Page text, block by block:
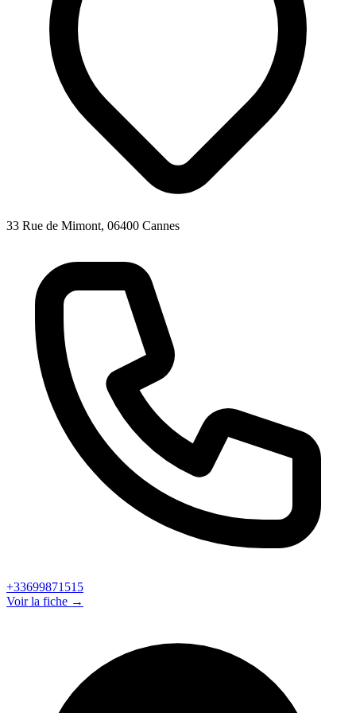
33 Rue de Mimont, 06400 Cannes
+33699871515
Voir la fiche →